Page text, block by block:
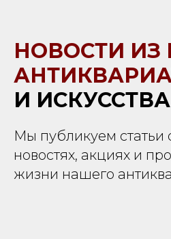
НОВОСТИ ИЗ
И ИСКУССТВА
Мы публикуем статьи
новостях, акциях и
жизни нашего